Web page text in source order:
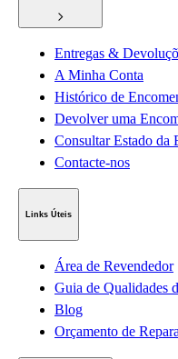
Entregas &
A Minha Conta
Histórico de
Devolver uma
Consultar Estado da
Contacte-nos
Links Úteis
Área de Revendedor
Guia de Qualidades
Blog
Orçamento de